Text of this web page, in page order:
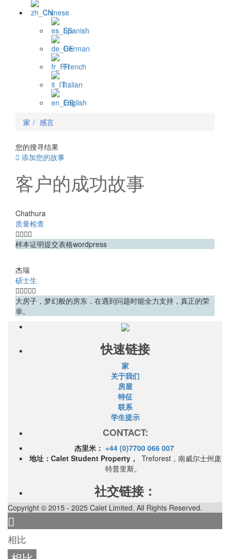
Chinese
Spanish
German
French
Italian
English
家
感言
您的搜寻结果
添加您的故事
客户的成功故事
Chathura
质量检查
样本证明提交表格wordpress
杰瑞
硕士生
大房子，梦幻般的房东，在遇到问题时能全力支持，真正的荣
幸。
快速链接
家
关于我们
房屋
特征
联系
学生提示
CONTACT:
杰里米： +44 (0)7700 066 007
地址：Calet Student Property，
Treforest，南威尔士州庞
特普里斯。
社交链接：
Copyright © 2015 - 2025 Calet Limited. All Rights Reserved.
相比